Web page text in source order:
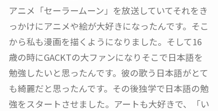
アニメ「セーラームーン」を放送していてそれをき
っかけにアニメや絵が大好きになったんです。そこ
から私も漫画を描くようになりました。そして16
歳の時にGACKTの大ファンになりそこで日本語を
勉強したいと思ったんです。彼の歌う日本語がとて
も綺麗だと思ったんです。その後独学で日本語の勉
強をスタートさせました。アートも大好きで、「い